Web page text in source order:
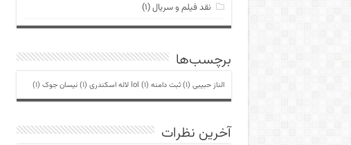
نقد فیلم و سریال(۱)
برچسب‌ها
الناز حبیبی (1) ثبت دامنه lol (1) لاله اسکندری (1) نیسان جوک (1)
آخرین نظرات